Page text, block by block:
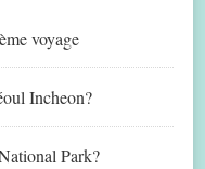
voyage
Incheon?
Park?